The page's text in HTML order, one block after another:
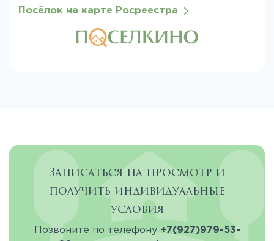
Посёлок на карте Росреестра
Записаться на просмотр и
получить индивидуальные
условия
Позвоните по телефону +7(927)979-53-